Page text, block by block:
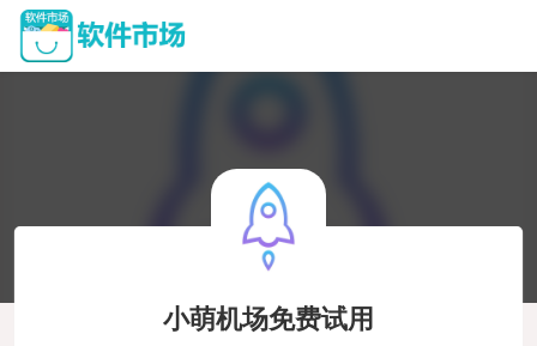
小萌机场免费试用